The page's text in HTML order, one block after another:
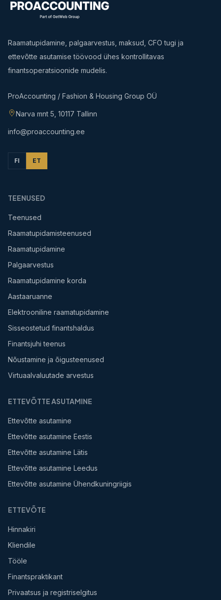
Raamatupidamine, palgaarvestus, maksud, CFO tugi ja
ettevõtte asutamise töövood ühes kontrollitavas
finantsoperatsioonide mudelis.
ProAccounting / Fashion & Housing Group OÜ
Narva mnt 5, 10117 Tallinn
info@proaccounting.ee
FI ET
TEENUSED
Teenused
Raamatupidamisteenused
Raamatupidamine
Palgaarvestus
Raamatupidamine korda
Aastaaruanne
Elektrooniline raamatupidamine
Sisseostetud finantshaldus
Finantsjuhi teenus
Nõustamine ja õigusteenused
Virtuaalvaluutade arvestus
ETTEVÕTTE ASUTAMINE
Ettevõtte asutamine
Ettevõtte asutamine Eestis
Ettevõtte asutamine Lätis
Ettevõtte asutamine Leedus
Ettevõtte asutamine Ühendkuningriigis
ETTEVÕTE
Hinnakiri
Kliendile
Tööle
Finantspraktikant
Privaatsus ja registriselgitus